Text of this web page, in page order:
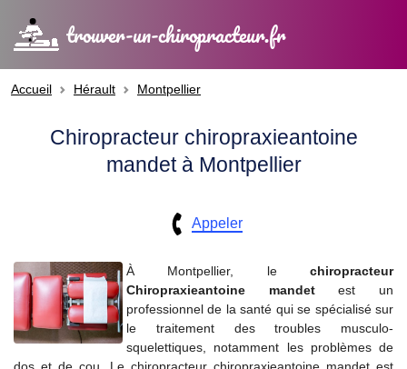
trouver-un-chiropracteur.fr
Accueil Hérault Montpellier
Chiropracteur chiropraxieantoine
mandet à Montpellier
Appeler
À Montpellier, le chiropracteur
Chiropraxieantoine mandetest un
professionnel de la santé qui se spécialisé sur
le traitement des troubles musculo-
squelettiques, notamment les problèmes de